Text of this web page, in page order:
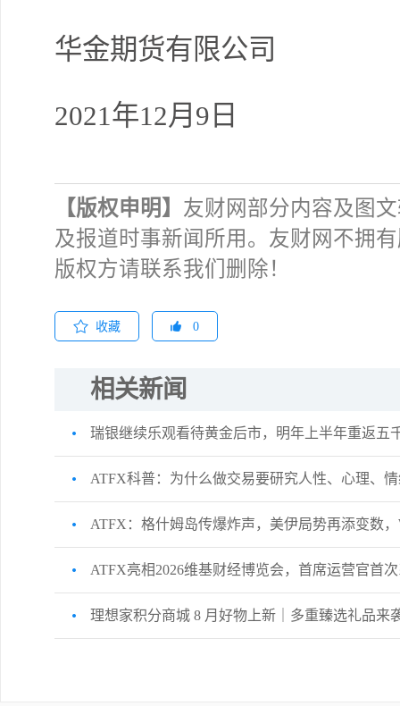
华金期货有限公司
2021年12月9日
【版权申明】 友财网部分内容及图
及报道时事新闻所用。友财网不拥
版权方请联系我们删除！
收藏 0
相关新闻
瑞银继续乐观看待黄金后市，明年上半年重返五
ATFX科普：为什么做交易要研究人性、心理、
ATFX：格什姆岛传爆炸声，美伊局势再添变数
ATFX亮相2026维基财经博览会，首席运营官首
理想家积分商城 8 月好物上新｜多重臻选礼品来
交易